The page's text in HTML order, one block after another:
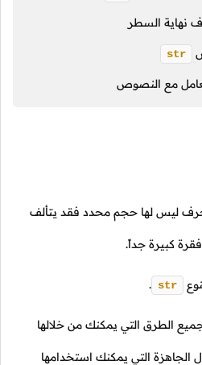
نهاية السطر
str
مع النصوص
ليس لها حجم محدد فقد يتألف
كبيرة جداً.
str
.
الطرق التي يمكنك من خلالها
الجاهزة التي يمكنك استخدامها